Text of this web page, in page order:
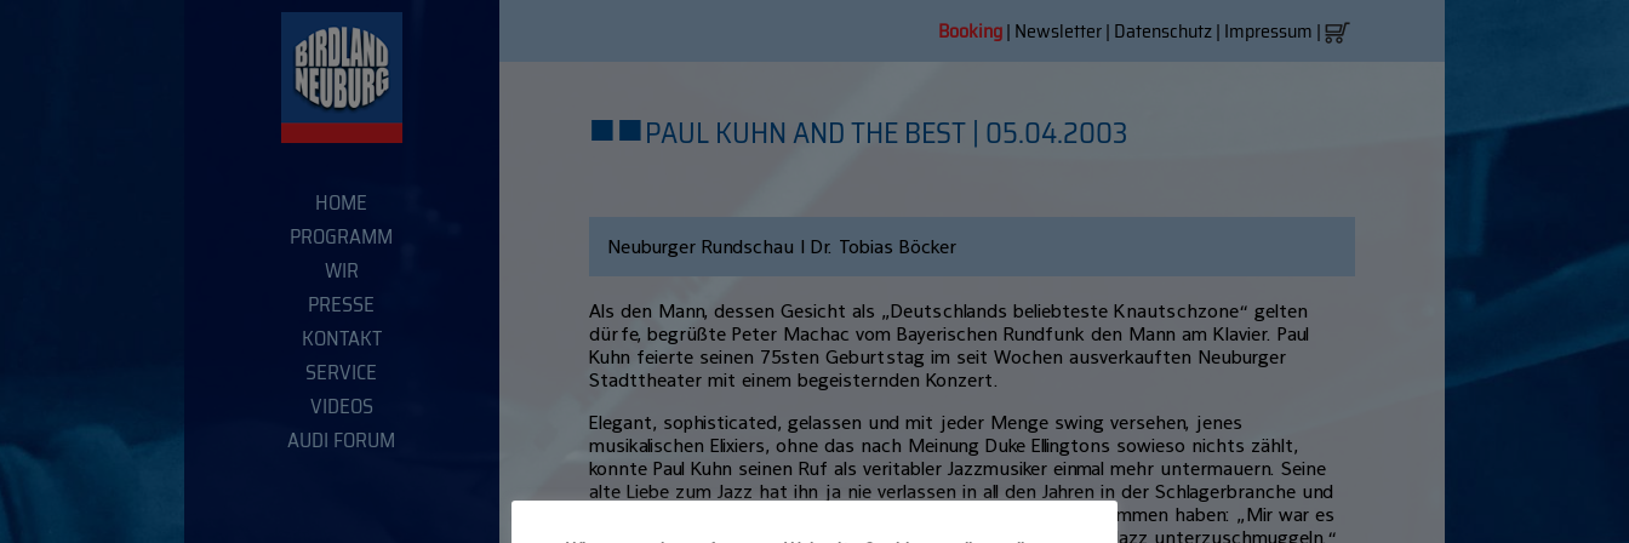
HOME
PROGRAMM
WIR
PRESSE
KONTAKT
SERVICE
VIDEOS
AUDI FORUM
Booking| Newsletter| Datenschutz| Impressum |
■■PAUL KUHN AND THE BEST | 05.04.2003
Neuburger Rundschau | Dr. Tobias Böcker
Als den Mann, dessen Gesicht als „Deutschlands beliebteste Knautschzone“ gelten
dürfe, begrüßte Peter Machac vom Bayerischen Rundfunk den Mann am Klavier. Paul
Kuhn feierte seinen 75sten Geburtstag im seit Wochen ausverkauften Neuburger
Stadttheater mit einem begeisternden Konzert.
Elegant, sophisticated, gelassen und mit jeder Menge swing versehen, jenes
musikalischen Elixiers, ohne das nach Meinung Duke Ellingtons sowieso nichts zählt,
konnte Paul Kuhn seinen Ruf als veritabler Jazzmusiker einmal mehr untermauern. Seine
alte Liebe zum Jazz hat ihn ja nie verlassen in all den Jahren in der Schlagerbranche und
der Fernsehunterhaltung, denen er mehr gab als sie ihm genommen haben: „Mir war es
immer wichtig, auch in der kommerziellen Musik ein bisschen Jazz unterzuschmuggeln.“